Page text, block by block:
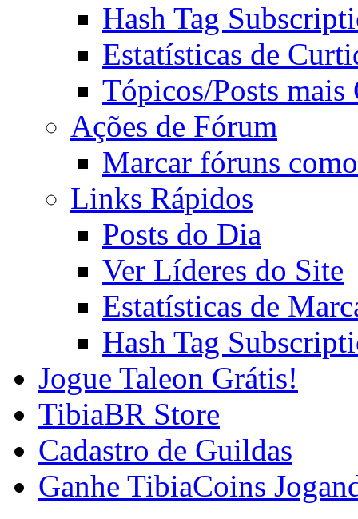
Hash Tag
Estatísticas de
Tópicos/Posts mais
Ações de Fórum
Marcar fóruns
Links Rápidos
Posts do Dia
Ver Líderes do Site
Estatísticas de
Hash Tag
Jogue Taleon Grátis!
TibiaBR Store
Cadastro de Guildas
Ganhe TibiaCoins